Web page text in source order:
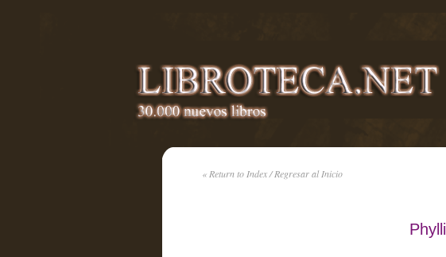
« Return to Index / Regresar al Inicio